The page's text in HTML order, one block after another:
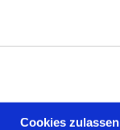
Cookies zulassen